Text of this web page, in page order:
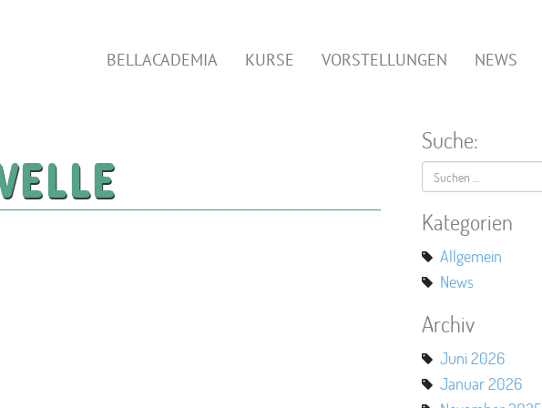
BELLACADEMIA KURSE VORSTELLUNGEN NEWS
Suche:
Suchen
nach:
Kategorien
Allgemein
News
Archiv
Juni 2026
Januar 2026